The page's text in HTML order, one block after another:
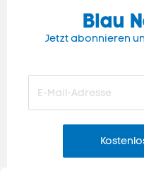
Blau
Jetzt abonnieren